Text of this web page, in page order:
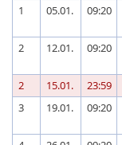
1
05.01. 09:20
2
12.01. 09:20
2
15.01. 23:59
3
19.01. 09:20